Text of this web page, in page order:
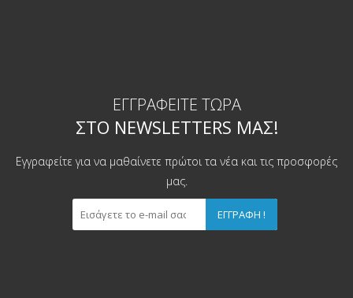
ΕΓΓΡΑΦΕΊΤΕ ΤΏΡΑ
ΣΤΟ NEWSLETTERS ΜΑΣ!
Εγγραφείτε για να μαθαίνετε πρώτοι τα νέα και τις προσφορές
μας.
ΕΓΓΡΑΦΉ !